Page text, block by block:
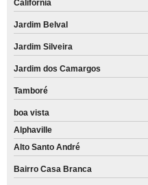
Califórnia
Jardim Belval
Jardim Silveira
Jardim dos Camargos
Tamboré
boa vista
Alphaville
Alto Santo André
Bairro Casa Branca